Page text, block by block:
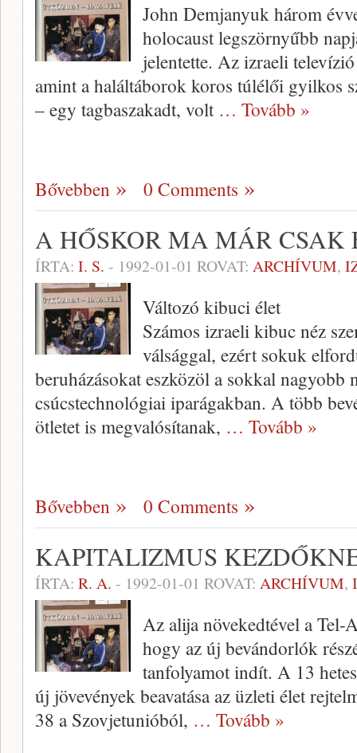
John Demjanyuk három
holocaust legszörnyűbb
jelentette. Az izraeli
amint a haláltáborok koros túlélői gyilkos
– egy tagbaszakadt, volt … Tovább »
Bővebben 0 Comments
A HŐSKOR MA MÁR CSAK
ÍRTA: I. S. - 1992-01-01 ROVAT: ARCHÍVUM,
Változó kibuci élet
Számos izraeli kibuc néz
válsággal, ezért sokuk
beruházásokat eszközöl a sokkal na­gyobb
csúcstechnológiai iparágakban. A több
ötletet is megvalósítanak, … Tovább »
Bővebben 0 Comments
KAPITALIZMUS
ÍRTA: R. A. - 1992-01-01 ROVAT: ARCHÍVUM,
Az alija növekedtével a
hogy az új bevándorlók
tanfolyamot in­dít. A 13
új jövevények beavatása az üzleti élet
38 a Szovjetunió­ból, … Tovább »